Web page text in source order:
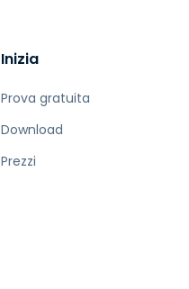
Inizia
Prova gratuita
Download
Prezzi